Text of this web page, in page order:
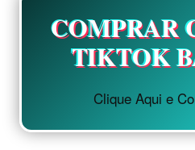
COMPRAR
TIKTOK
Clique Aqui e